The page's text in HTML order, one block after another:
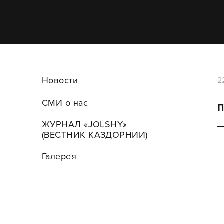
Новости
СМИ о нас
ЖУРНАЛ «JOLSHY»
(ВЕСТНИК КАЗДОРНИИ)
Галерея